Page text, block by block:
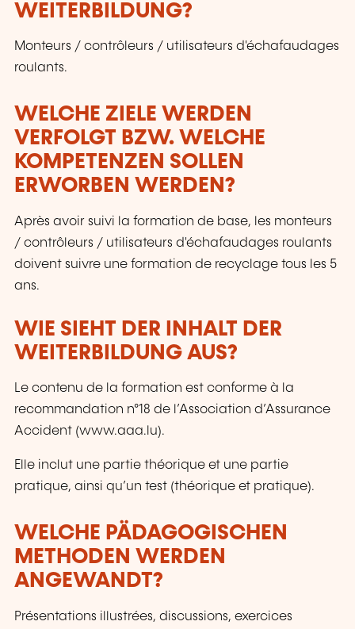
WEITERBILDUNG?
Monteurs / contrôleurs / utilisateurs d'échafaudages
roulants.
WELCHE ZIELE WERDEN
VERFOLGT BZW. WELCHE
KOMPETENZEN SOLLEN
ERWORBEN WERDEN?
Après avoir suivi la formation de base, les monteurs
/ contrôleurs / utilisateurs d'échafaudages roulants
doivent suivre une formation de recyclage tous les 5
ans.
WIE SIEHT DER INHALT DER
WEITERBILDUNG AUS?
Le contenu de la formation est conforme à la
recommandation n°18 de l’Association d’Assurance
Accident (www.aaa.lu).
Elle inclut une partie théorique et une partie
pratique, ainsi qu’un test (théorique et pratique).
WELCHE PÄDAGOGISCHEN
METHODEN WERDEN
ANGEWANDT?
Présentations illustrées, discussions, exercices